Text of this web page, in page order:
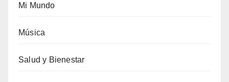
Mi Mundo
Música
Salud y Bienestar